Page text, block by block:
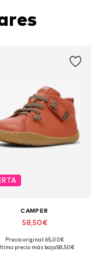
CAMPER
58,50€
Precio original: 65,00€
precio más bajo:58,50€